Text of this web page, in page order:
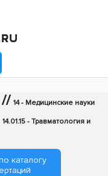
// 14 - Медицинские науки
14.01.15 - Травматология и
каталогу